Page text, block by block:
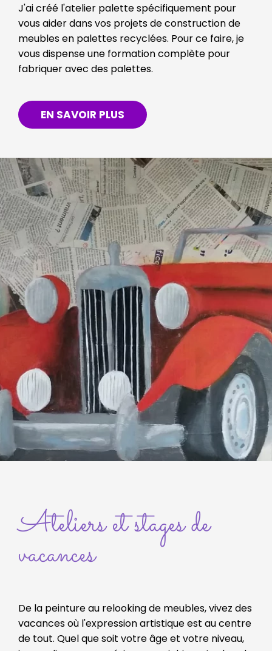
J'ai créé l'atelier palette spécifiquement pour
vous aider dans vos projets de construction de
meubles en palettes recyclées. Pour ce faire, je
vous dispense une formation complète pour
fabriquer avec des palettes.
EN SAVOIR PLUS
Ateliers et stages de
vacances
De la peinture au relooking de meubles, vivez des
vacances où l'expression artistique est au centre
de tout. Quel que soit votre âge et votre niveau,